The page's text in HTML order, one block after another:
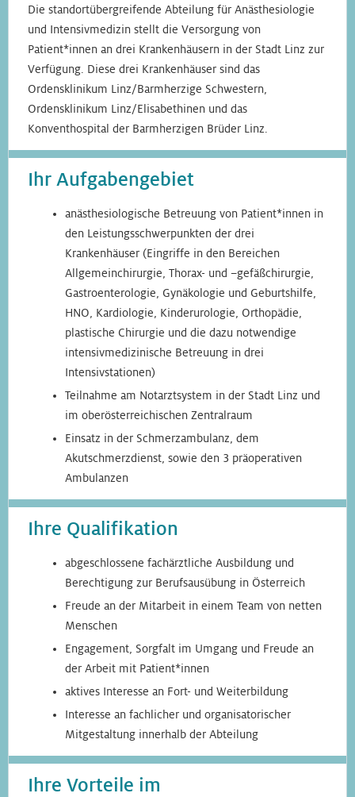
Die standortübergreifende Abteilung für Anästhesiologie
und Intensivmedizin stellt die Versorgung von
Patient*innen an drei Krankenhäusern in der Stadt Linz zur
Verfügung. Diese drei Krankenhäuser sind das
Ordensklinikum Linz/Barmherzige Schwestern,
Ordensklinikum Linz/Elisabethinen und das
Konventhospital der Barmherzigen Brüder Linz.
Ihr Aufgabengebiet
anästhesiologische Betreuung von Patient*innen in
den Leistungsschwerpunkten der drei
Krankenhäuser (Eingriffe in den Bereichen
Allgemeinchirurgie, Thorax- und –gefäßchirurgie,
Gastroenterologie, Gynäkologie und Geburtshilfe,
HNO, Kardiologie, Kinderurologie, Orthopädie,
plastische Chirurgie und die dazu notwendige
intensivmedizinische Betreuung in drei
Intensivstationen)
Teilnahme am Notarztsystem in der Stadt Linz und
im oberösterreichischen Zentralraum
Einsatz in der Schmerzambulanz, dem
Akutschmerzdienst, sowie den 3 präoperativen
Ambulanzen
Ihre Qualifikation
abgeschlossene fachärztliche Ausbildung und
Berechtigung zur Berufsausübung in Österreich
Freude an der Mitarbeit in einem Team von netten
Menschen
Engagement, Sorgfalt im Umgang und Freude an
der Arbeit mit Patient*innen
aktives Interesse an Fort- und Weiterbildung
Interesse an fachlicher und organisatorischer
Mitgestaltung innerhalb der Abteilung
Ihre Vorteile im